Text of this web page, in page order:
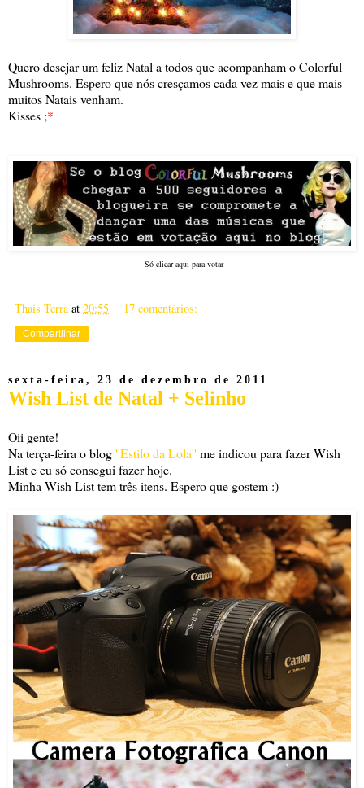
Quero desejar um feliz Natal a todos que acompanham o Colorful
Mushrooms. Espero que nós cresçamos cada vez mais e que mais
muitos Natais venham.
Kisses ;*
Só clicar aqui para votar
Thais Terra at 20:55 17 comentários:
Compartilhar
sexta-feira, 23 de dezembro de 2011
Wish List de Natal + Selinho
Oii gente!
Na terça-feira o blog''Estilo da Lola'' me indicou para fazer Wish
List e eu só consegui fazer hoje.
Minha Wish List tem três itens. Espero que gostem :)